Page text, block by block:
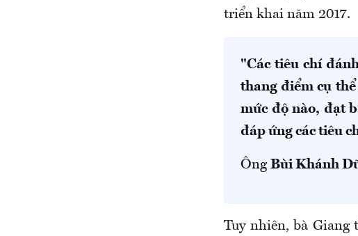
triển khai năm 2017.
"Các tiêu chí
thang điểm cụ
mức độ nào, đạt
đáp ứng các tiêu
Ông Bùi Khánh
Tuy nhiên, bà